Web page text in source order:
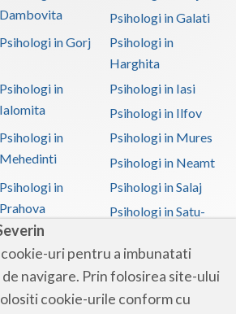
uri pentru a imbunatati
navigare. Prin folosirea site-ului
cookie-urile conform cu
Dambovita
Psihologi in Galati
Psihologi in Gorj
Psihologi in
Harghita
Psihologi in
Ialomita
Psihologi in Iasi
Psihologi in Ilfov
Psihologi in
Mehedinti
Psihologi in Mures
Psihologi in Neamt
Psihologi in
Prahova
Psihologi in Salaj
Psihologi in Satu-
Psihologi in
Psihologi in
Teleorman
in Tulcea Psihologi in Valcea